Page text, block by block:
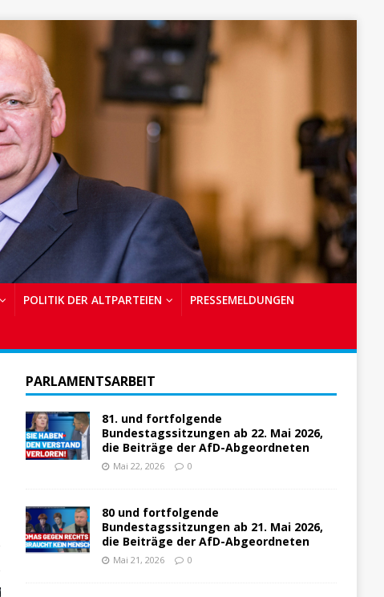
POLITIK DER ALTPARTEIEN PRESSEMELDUNGEN
PARLAMENTSARBEIT
81. und fortfolgende
Bundestagssitzungen ab 22. Mai 2026,
die Beiträge der AfD-Abgeordneten
Mai 22, 2026 0
80 und fortfolgende
Bundestagssitzungen ab 21. Mai 2026,
die Beiträge der AfD-Abgeordneten
Mai 21, 2026 0